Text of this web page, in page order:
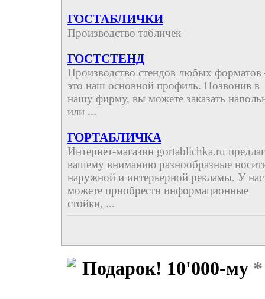
ГОСТАБЛИЧКИ
Производство табличек
ГОСТСТЕНД
Производство стендов любых форматов
это наш основной профиль. Позвонив в
нашу фирму, вы можете заказать
или ...
ГОРТАБЛИЧКА
Интернет-магазин gortablichka.ru
вашему вниманию разнообразные
наружной и интерьерной рекламы. У
можете приобрести информационные
стойки, ...
Подарок! 10'000-му *